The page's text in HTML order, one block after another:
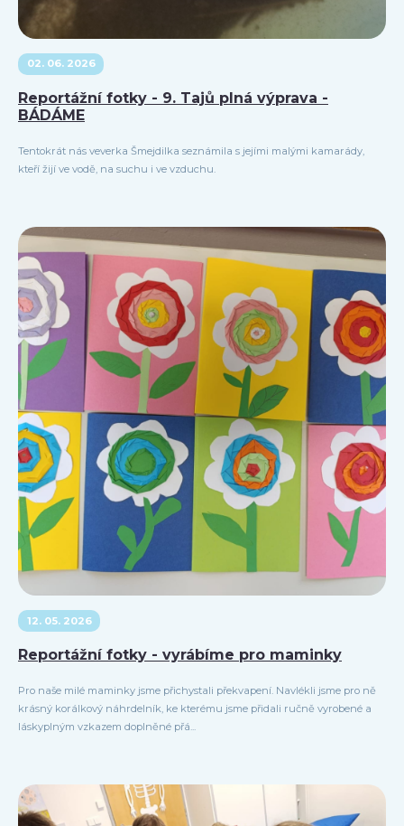
02. 06. 2026
Reportážní fotky - 9. Tajů plná výprava -
BÁDÁME
Tentokrát nás veverka Šmejdilka seznámila s jejími malými kamarády,
kteří žijí ve vodě, na suchu i ve vzduchu.
12. 05. 2026
Reportážní fotky - vyrábíme pro maminky
Pro naše milé maminky jsme přichystali překvapení. Navlékli jsme pro ně
krásný korálkový náhrdelník, ke kterému jsme přidali ručně vyrobené a
láskyplným vzkazem doplněné přá...